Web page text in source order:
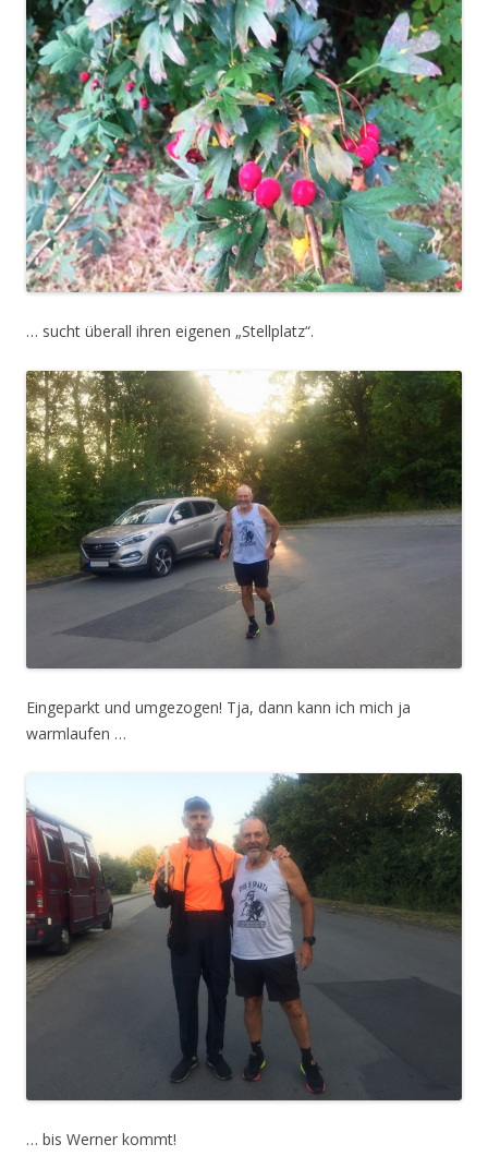
… sucht überall ihren eigenen „Stellplatz“.
Eingeparkt und umgezogen! Tja, dann kann ich mich ja
warmlaufen …
… bis Werner kommt!